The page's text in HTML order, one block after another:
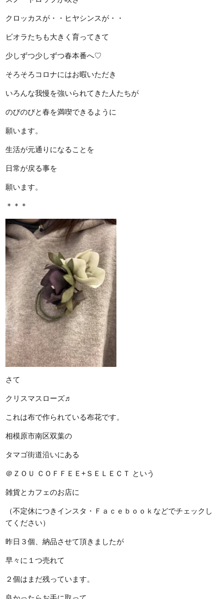
クロッカスが・・ヒヤシンスが・・
ビオラたちも大きく育ってきて
少しずつ少しずつ春本番へ♡
そろそろコロナにはお暇いただき
いろんな我慢を強いられてきた人たちが
のびのびと春を満喫できるように
願います。
生活が元通りになることを
日常が戻る事を
願います。
＊＊＊
さて
クリスマスローズ♬
これは布で作られている布花です。
相模原市南区双葉の
タマゴ街道沿いにある
＠ＺＯＵ ＣＯＦＦＥＥ+ＳＥＬＥＣＴ という
雑貨とカフェのお店に
（不定休につきインスタ・Ｆａｃｅｂｏｏｋなどでチェックし
てください）
昨日３個、納品させて頂きましたが
早々に１つ売れて
２個はまだ残っています。